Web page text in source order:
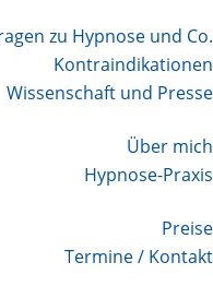
zu Hypnose und Co.
Kontraindikationen
Wissenschaft und Presse
Über mich
Hypnose-Praxis
Preise
Termine / Kontakt